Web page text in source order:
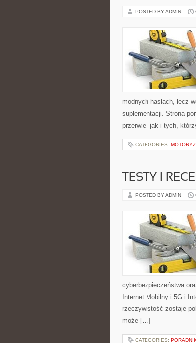
POSTED BY ADMIN
modnych hasłach, lecz
suplementacji. Strona
przerwie, jak i tych,
CATEGORIES:
TESTY I
POSTED BY ADMIN
cyberbezpieczeństwa
Internet Mobilny i 5G i
rzeczywistość zostaje
może […]
CATEGORIES: